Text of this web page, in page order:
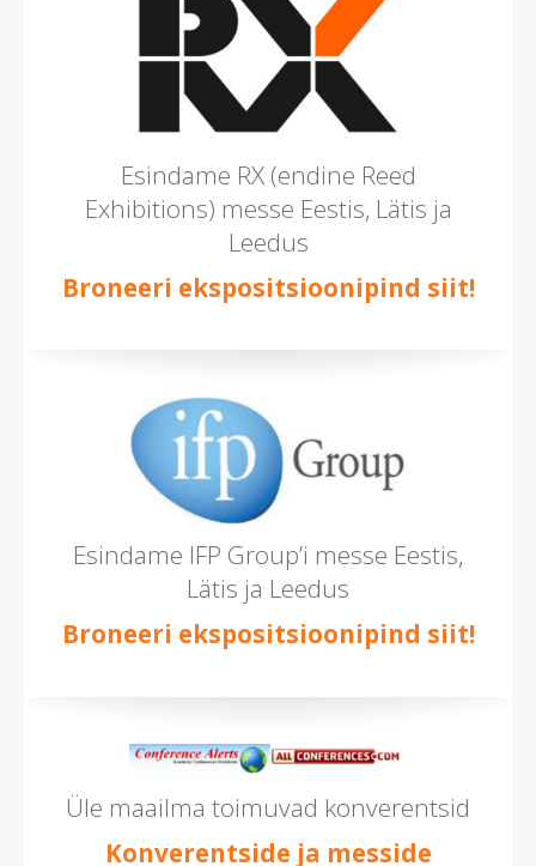
Esindame RX (endine Reed
Exhibitions) messe Eestis, Lätis ja
Leedus
Broneeri ekspositsioonipind siit!
Esindame IFP Group’i messe Eestis,
Lätis ja Leedus
Broneeri ekspositsioonipind siit!
Üle maailma toimuvad konverentsid
Konverentside ja messide